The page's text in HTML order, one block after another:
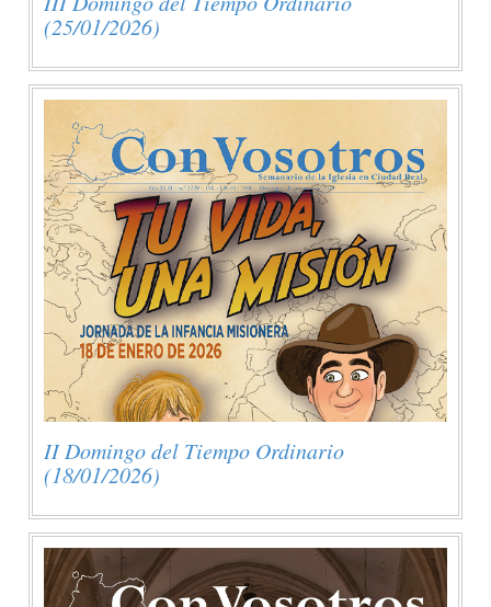
(25/01/2026)
II Domingo del Tiempo Ordinario
(18/01/2026)